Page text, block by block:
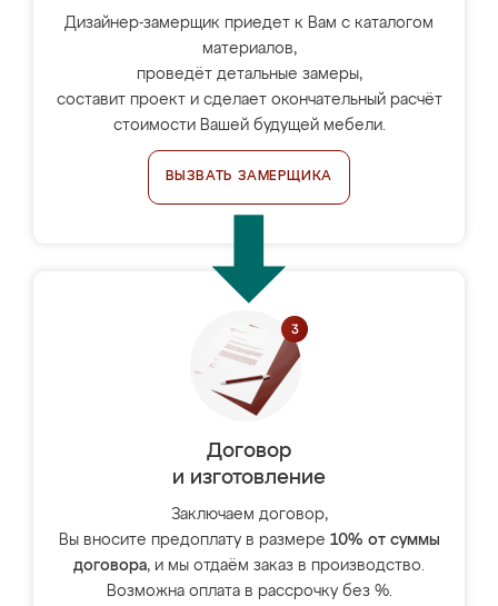
Дизайнер-замерщик приедет к Вам с каталогом
материалов,
проведёт детальные замеры,
составит проект и сделает окончательный расчёт
стоимости Вашей будущей мебели.
ВЫЗВАТЬ ЗАМЕРЩИКА
Договор
и изготовление
Заключаем договор,
Вы вносите предоплату в размере 10% от суммы
договора, и мы отдаём заказ в производство.
Возможна оплата в рассрочку без %.